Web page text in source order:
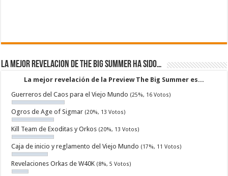
La mejor revelacion de The Big Summer ha sido…
La mejor revelación de la Preview The Big Summer es...
Guerreros del Caos para el Viejo Mundo (25%, 16 Votos)
Ogros de Age of Sigmar (20%, 13 Votos)
Kill Team de Exoditas y Orkos (20%, 13 Votos)
Caja de inicio y reglamento del Viejo Mundo (17%, 11 Votos)
Revelaciones Orkas de W40K (8%, 5 Votos)